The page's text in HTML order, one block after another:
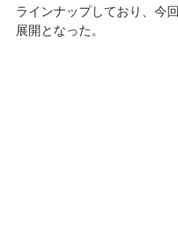
ラインナップしており、今
展開となった。